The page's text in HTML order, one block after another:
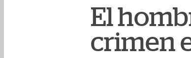
El
crimen